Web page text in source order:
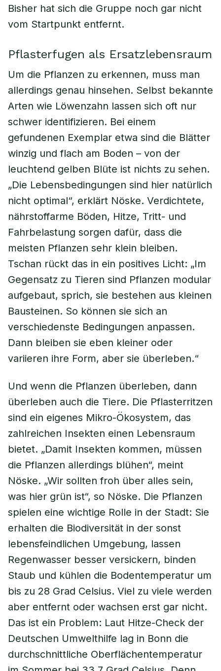
Bisher hat sich die Gruppe noch gar nicht
vom Startpunkt entfernt.
Pflasterfugen als Ersatzlebensraum
Um die Pflanzen zu erkennen, muss man
allerdings genau hinsehen. Selbst bekannte
Arten wie Löwenzahn lassen sich oft nur
schwer identifizieren. Bei einem
gefundenen Exemplar etwa sind die Blätter
winzig und flach am Boden – von der
leuchtend gelben Blüte ist nichts zu sehen.
„Die Lebensbedingungen sind hier natürlich
nicht optimal“, erklärt Nöske. Verdichtete,
nährstoffarme Böden, Hitze, Tritt- und
Fahrbelastung sorgen dafür, dass die
meisten Pflanzen sehr klein bleiben.
Tschan rückt das in ein positives Licht: „Im
Gegensatz zu Tieren sind Pflanzen modular
aufgebaut, sprich, sie bestehen aus kleinen
Bausteinen. So können sie sich an
verschiedenste Bedingungen anpassen.
Dann bleiben sie eben kleiner oder
variieren ihre Form, aber sie überleben.“
Und wenn die Pflanzen überleben, dann
überleben auch die Tiere. Die Pflasterritzen
sind ein eigenes Mikro-Ökosystem, das
zahlreichen Insekten einen Lebensraum
bietet. „Damit Insekten kommen, müssen
die Pflanzen allerdings blühen“, meint
Nöske. „Wir sollten froh über alles sein,
was hier grün ist“, so Nöske. Die Pflanzen
spielen eine wichtige Rolle in der Stadt: Sie
erhalten die Biodiversität in der sonst
lebensfeindlichen Umgebung, lassen
Regenwasser besser versickern, binden
Staub und kühlen die Bodentemperatur um
bis zu 28 Grad Celsius. Viel zu viele werden
aber entfernt oder wachsen erst gar nicht.
Das ist ein Problem: Laut Hitze-Check der
Deutschen Umwelthilfe lag in Bonn die
durchschnittliche Oberflächentemperatur